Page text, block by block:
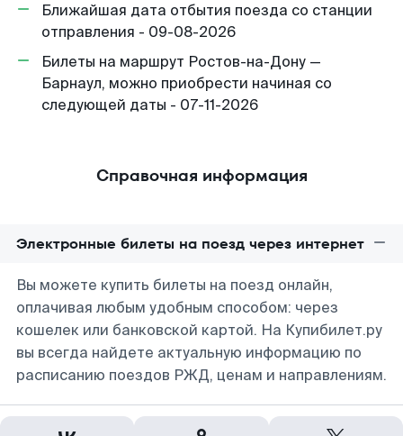
Ближайшая дата отбытия поезда со станции
отправления - 09-08-2026
Билеты на маршрут Ростов-на-Дону —
Барнаул, можно приобрести начиная со
следующей даты - 07-11-2026
Справочная информация
Электронные билеты на поезд через интернет
Вы можете купить билеты на поезд онлайн,
оплачивая любым удобным способом: через
кошелек или банковской картой. На Купибилет.ру
вы всегда найдете актуальную информацию по
расписанию поездов РЖД, ценам и направлениям.